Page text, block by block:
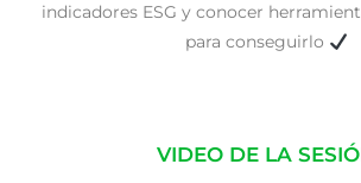
indicadores ESG y conocer
para conseguirlo
VIDEO DE LA